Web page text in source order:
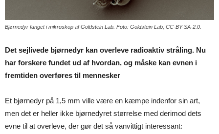
Bjørnedyr fanget i mikroskop af Goldstein Lab. Foto: Goldstein Lab, CC-BY-SA-2.0.
Det sejlivede bjørnedyr kan overleve radioaktiv stråling. Nu
har forskere fundet ud af hvordan, og måske kan evnen i
fremtiden overføres til mennesker
Et bjørnedyr på 1,5 mm ville være en kæmpe indenfor sin art,
men det er heller ikke bjørnedyret størrelse med derimod dets
evne til at overleve, der gør det så vanvittigt interessant: